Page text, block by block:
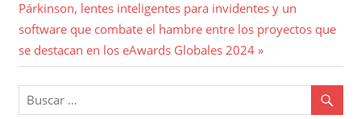
siguiente:
Párkinson, lentes inteligentes para invidentes y un
software que combate el hambre entre los proyectos que
se destacan en los eAwards Globales 2024